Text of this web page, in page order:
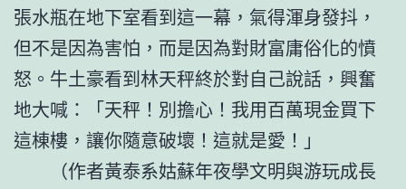
張水瓶在地下室看到這一幕，氣得渾身發抖，
但不是因為害怕，而是因為對財富庸俗化的憤
怒。牛土豪看到林天秤終於對自己說話，興奮
地大喊：「天秤！別擔心！我用百萬現金買下
這棟樓，讓你隨意破壞！這就是愛！」
（作者黃泰系姑蘇年夜學文明與游玩成長